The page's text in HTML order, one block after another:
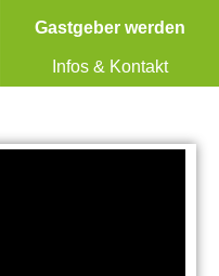
Gastgeber werden
Infos & Kontakt